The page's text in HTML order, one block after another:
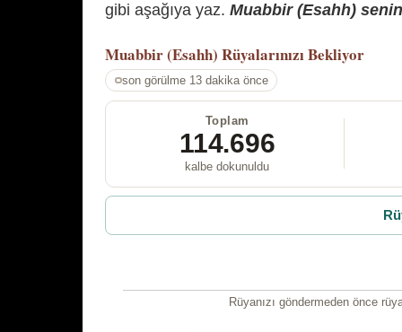
gibi aşağıya yaz. Muabbir (Esahh)
Muabbir (Esahh) Rüyalarınızı Bekliyor
son görülme 13 dakika önce
Toplam
114.696
kalbe dokunuldu
Rüyanızı göndermeden önce